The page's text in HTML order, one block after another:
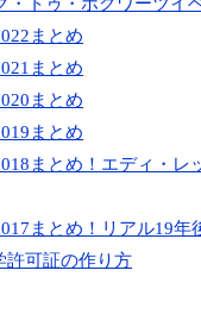
まとめ
まとめ
まとめ
まとめ
まとめ！エディ・レ
まとめ！リアル19年
許可証の作り方